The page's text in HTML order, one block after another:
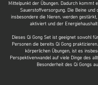
Mittelpunkt der Übungen. Dadurch kommt
Sauerstoffversorgung. Die Beine und
insbesondere die Nieren, werden
aktiviert und der
Dieses Qi Gong Set ist geeignet sowohl
Personen die bereits Qi Gong
körperlichen Übungen, ist es
Perspektivenwandel auf viele Dinge des
Besonderheit des Qi Gongs